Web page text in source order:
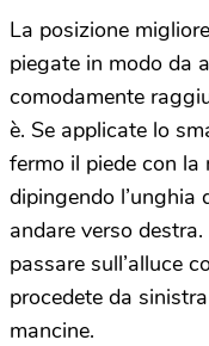
La posizione
piegate in modo da
comodamente
è. Se applicate lo
fermo il piede con
dipingendo l’unghia
andare verso
passare sull’alluce
procedete da
mancine.